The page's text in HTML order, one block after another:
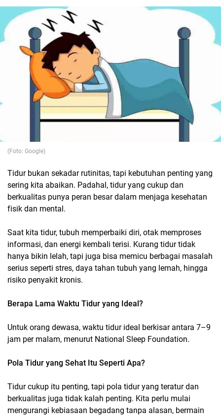
(Foto: Google)
Tidur bukan sekadar rutinitas, tapi kebutuhan penting yang
sering kita abaikan. Padahal, tidur yang cukup dan
berkualitas punya peran besar dalam menjaga kesehatan
fisik dan mental.
Saat kita tidur, tubuh memperbaiki diri, otak memproses
informasi, dan energi kembali terisi. Kurang tidur tidak
hanya bikin lelah, tapi juga bisa memicu berbagai masalah
serius seperti stres, daya tahan tubuh yang lemah, hingga
risiko penyakit kronis.
Berapa Lama Waktu Tidur yang Ideal?
Untuk orang dewasa, waktu tidur ideal berkisar antara 7–9
jam per malam, menurut National Sleep Foundation.
Pola Tidur yang Sehat Itu Seperti Apa?
Tidur cukup itu penting, tapi pola tidur yang teratur dan
berkualitas juga tidak kalah penting. Kita perlu mulai
mengurangi kebiasaan begadang tanpa alasan, bermain